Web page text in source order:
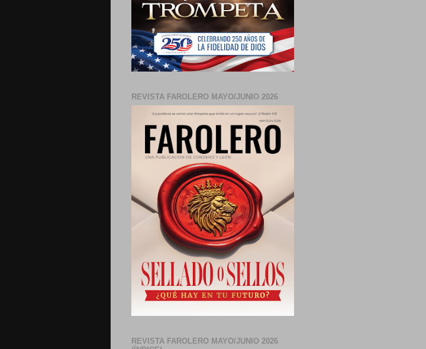
REVISTA FAROLERO MAYO/JUNIO 2026
REVISTA FAROLERO MAYO/JUNIO 2026